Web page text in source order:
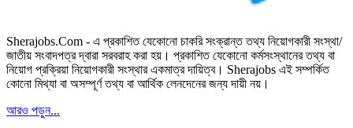
Sherajobs.Com - এ প্রকাশিত যেকোনো চাকরি সংক্রান্ত তথ্য নিয়োগকারী সংস্থা/
জাতীয় সংবাদপত্র দ্বারা সরবরাহ করা হয়। প্রকাশিত যেকোনো কর্মসংস্থানের তথ্য বা
নিয়োগ প্রক্রিয়া নিয়োগকারী সংস্থার একমাত্র দায়িত্ব। Sherajobs এই সম্পর্কিত
কোনো মিথ্যা বা অসম্পূর্ণ তথ্য বা আর্থিক লেনদেনের জন্য দায়ী নয়।
আরও পড়ুন...